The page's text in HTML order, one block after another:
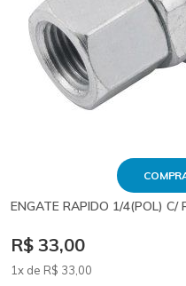
ENGATE RAPIDO 1/4(POL) C/
R$ 33,00
1x de R$ 33,00